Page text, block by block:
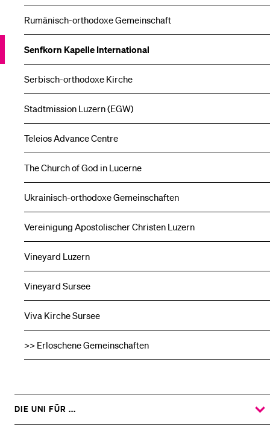
Rumänisch-orthodoxe Gemeinschaft
Senfkorn Kapelle International
Serbisch-orthodoxe Kirche
Stadtmission Luzern (EGW)
Teleios Advance Centre
The Church of God in Lucerne
Ukrainisch-orthodoxe Gemeinschaften
Vereinigung Apostolischer Christen Luzern
Vineyard Luzern
Vineyard Sursee
Viva Kirche Sursee
>> Erloschene Gemeinschaften
DIE UNI FÜR ...
ZEIGE
DAS